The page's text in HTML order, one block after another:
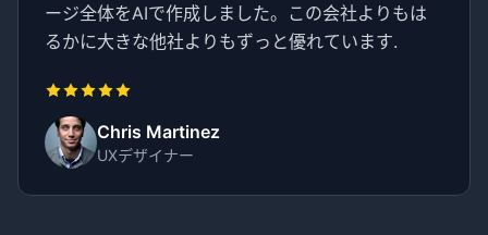
ージ全体をAIで作成しました。この会社よりもは
るかに大きな他社よりもずっと優れています.
Chris Martinez
UXデザイナー